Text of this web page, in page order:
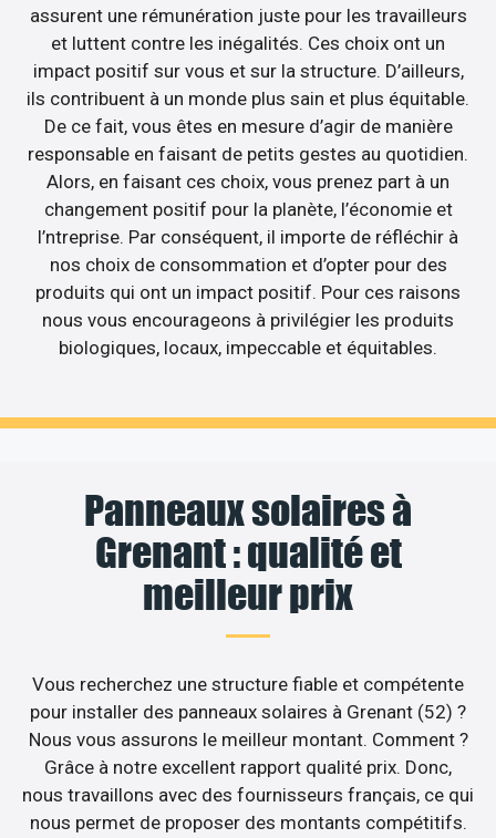
assurent une rémunération juste pour les travailleurs
et luttent contre les inégalités. Ces choix ont un
impact positif sur vous et sur la structure. D’ailleurs,
ils contribuent à un monde plus sain et plus équitable.
De ce fait, vous êtes en mesure d’agir de manière
responsable en faisant de petits gestes au quotidien.
Alors, en faisant ces choix, vous prenez part à un
changement positif pour la planète, l’économie et
l’ntreprise. Par conséquent, il importe de réfléchir à
nos choix de consommation et d’opter pour des
produits qui ont un impact positif. Pour ces raisons
nous vous encourageons à privilégier les produits
biologiques, locaux, impeccable et équitables.
Panneaux solaires à
Grenant : qualité et
meilleur prix
Vous recherchez une structure fiable et compétente
pour installer des panneaux solaires à Grenant (52) ?
Nous vous assurons le meilleur montant. Comment ?
Grâce à notre excellent rapport qualité prix. Donc,
nous travaillons avec des fournisseurs français, ce qui
nous permet de proposer des montants compétitifs.